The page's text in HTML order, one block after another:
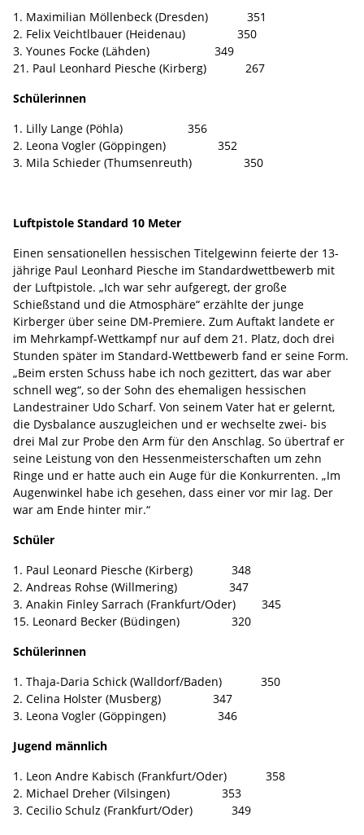
1. Maximilian Möllenbeck (Dresden) 351
2. Felix Veichtlbauer (Heidenau) 350
3. Younes Focke (Lähden) 349
21. Paul Leonhard Piesche (Kirberg) 267
Schülerinnen
1. Lilly Lange (Pöhla) 356
2. Leona Vogler (Göppingen) 352
3. Mila Schieder (Thumsenreuth) 350
Luftpistole Standard 10 Meter
Einen sensationellen hessischen Titelgewinn feierte der 13-
jährige Paul Leonhard Piesche im Standardwettbewerb mit
der Luftpistole. „Ich war sehr aufgeregt, der große
Schießstand und die Atmosphäre“ erzählte der junge
Kirberger über seine DM-Premiere. Zum Auftakt landete er
im Mehrkampf-Wettkampf nur auf dem 21. Platz, doch drei
Stunden später im Standard-Wettbewerb fand er seine Form.
„Beim ersten Schuss habe ich noch gezittert, das war aber
schnell weg“, so der Sohn des ehemaligen hessischen
Landestrainer Udo Scharf. Von seinem Vater hat er gelernt,
die Dysbalance auszugleichen und er wechselte zwei- bis
drei Mal zur Probe den Arm für den Anschlag. So übertraf er
seine Leistung von den Hessenmeisterschaften um zehn
Ringe und er hatte auch ein Auge für die Konkurrenten. „Im
Augenwinkel habe ich gesehen, dass einer vor mir lag. Der
war am Ende hinter mir.“
Schüler
1. Paul Leonard Piesche (Kirberg) 348
2. Andreas Rohse (Willmering) 347
3. Anakin Finley Sarrach (Frankfurt/Oder) 345
15. Leonard Becker (Büdingen) 320
Schülerinnen
1. Thaja-Daria Schick (Walldorf/Baden) 350
2. Celina Holster (Musberg) 347
3. Leona Vogler (Göppingen) 346
Jugend männlich
1. Leon Andre Kabisch (Frankfurt/Oder) 358
2. Michael Dreher (Vilsingen) 353
3. Cecilio Schulz (Frankfurt/Oder) 349